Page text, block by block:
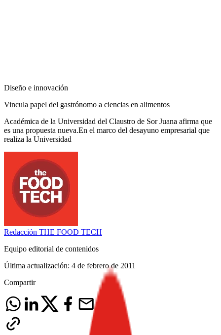
Diseño e innovación
Vincula papel del gastrónomo a ciencias en alimentos
Académica de la Universidad del Claustro de Sor Juana afirma que
es una propuesta nueva.En el marco del desayuno empresarial que
realiza la Universidad
Redacción THE FOOD TECH
Equipo editorial de contenidos
Última actualización: 4 de febrero de 2011
Compartir